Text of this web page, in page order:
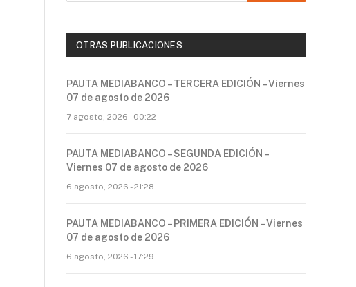
OTRAS PUBLICACIONES
PAUTA MEDIABANCO – TERCERA EDICIÓN – Viernes
07 de agosto de 2026
7 agosto, 2026 - 00:22
PAUTA MEDIABANCO – SEGUNDA EDICIÓN –
Viernes 07 de agosto de 2026
6 agosto, 2026 - 21:28
PAUTA MEDIABANCO – PRIMERA EDICIÓN – Viernes
07 de agosto de 2026
6 agosto, 2026 - 17:29